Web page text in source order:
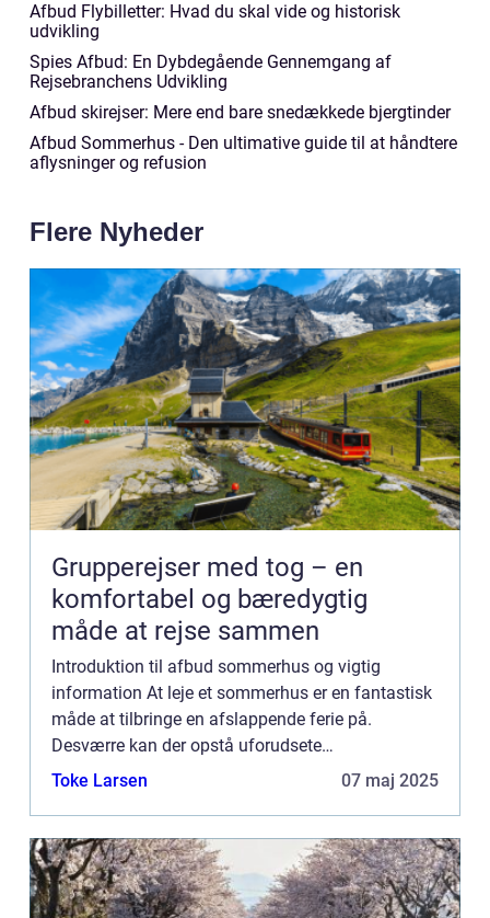
Afbud Flybilletter: Hvad du skal vide og historisk
udvikling
Spies Afbud: En Dybdegående Gennemgang af
Rejsebranchens Udvikling
Afbud skirejser: Mere end bare snedækkede bjergtinder
Afbud Sommerhus - Den ultimative guide til at håndtere
aflysninger og refusion
Flere Nyheder
Grupperejser med tog – en
komfortabel og bæredygtig
måde at rejse sammen
Introduktion til afbud sommerhus og vigtig
information At leje et sommerhus er en fantastisk
måde at tilbringe en afslappende ferie på.
Desværre kan der opstå uforudsete
omstændigheder, der gør det nødvendigt at aflyse
Toke Larsen 07 maj 2025